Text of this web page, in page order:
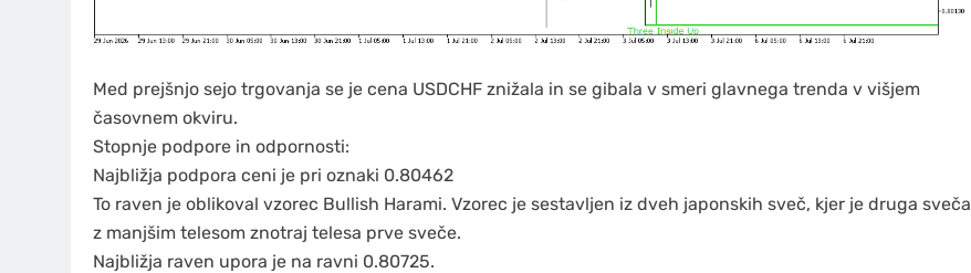
Med prejšnjo sejo trgovanja se je cena USDCHF znižala in se gibala v smeri glavnega trenda v višjem
časovnem okviru.
Stopnje podpore in odpornosti:
Najbližja podpora ceni je pri oznaki 0.80462
To raven je oblikoval vzorec Bullish Harami. Vzorec je sestavljen iz dveh japonskih sveč, kjer je druga sveča
z manjšim telesom znotraj telesa prve sveče.
Najbližja raven upora je na ravni 0.80725.